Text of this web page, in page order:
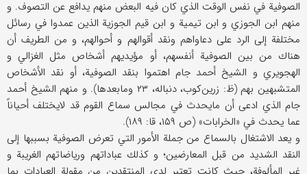
الصوفية في نفس الوقت الذي كان فيه البعض منهم يدافع عن التصوف. و
منهم ابن الجوزي و ابن تيمية و ابن قيم الجوزية الذين عمدوا في رسائل
مختلفة إلى الرد على دعاواهم ونقد أقوالهم و أحوالهم، و من الطريف أن
هناك من بين الصوفية أنفسهم، أو مؤيديهم أشخاص مثل الغزالي و
الهجويري و الشيخ أحمد جام اهتموا بنقد الصوفية، أو نقد الأشخاص
المتشبهين بهم (ظ: زرين‌كوب، دنباله، ۲۳ ومابعدها). و منهم الشيخ أحمد
جام الذي ادعى أن مايحدث في مجالس سماع القوم قد لايختلف أحياناً
عما يحدث في «الخرابات» (ص ۱۵۹، قا: ۱۸۹).
و يعد الاشتغال بالسماع من جملة الأمور التي تعرض الصوفية بسببها إلى
النقد الشديد من قبل المعارضين؛ و كذلك عباداتهم ورياضاتهم الغريبة و